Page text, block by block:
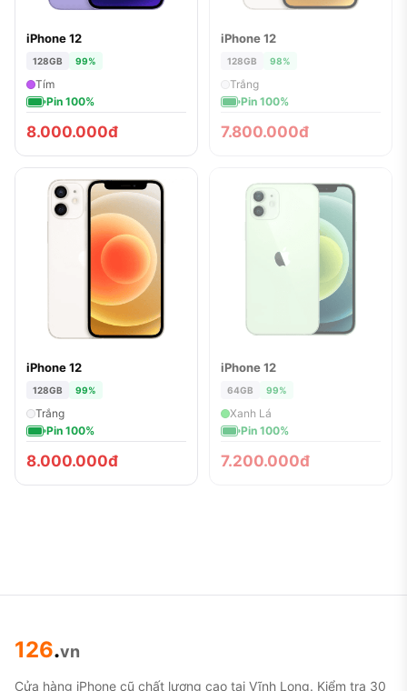
iPhone 12
128GB 99%
Tím
Pin 100%
8.000.000đ
ĐÃ BÁN
iPhone 12
128GB 98%
Trắng
Pin 100%
7.800.000đ
iPhone 12
128GB 99%
Trắng
Pin 100%
8.000.000đ
ĐÃ BÁN
iPhone 12
64GB 99%
Xanh Lá
Pin 100%
7.200.000đ
126.vn
Cửa hàng iPhone cũ chất lượng cao tại Vĩnh Long. Kiểm tra 30